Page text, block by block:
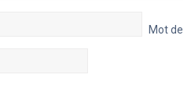
Mot de